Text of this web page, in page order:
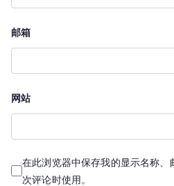
邮箱
网站
在此浏览器中保存我的显示名称
次评论时使用。